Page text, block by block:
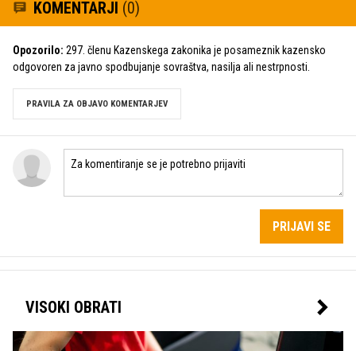
KOMENTARJI (0)
Opozorilo: 297. členu Kazenskega zakonika je posameznik kazensko
odgovoren za javno spodbujanje sovraštva, nasilja ali nestrpnosti.
PRAVILA ZA OBJAVO KOMENTARJEV
PRIJAVI SE
VISOKI OBRATI